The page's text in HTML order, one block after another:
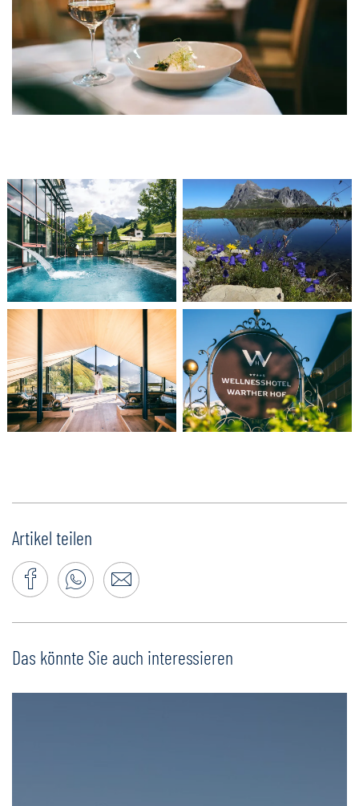
Artikel teilen
Das könnte Sie auch interessieren